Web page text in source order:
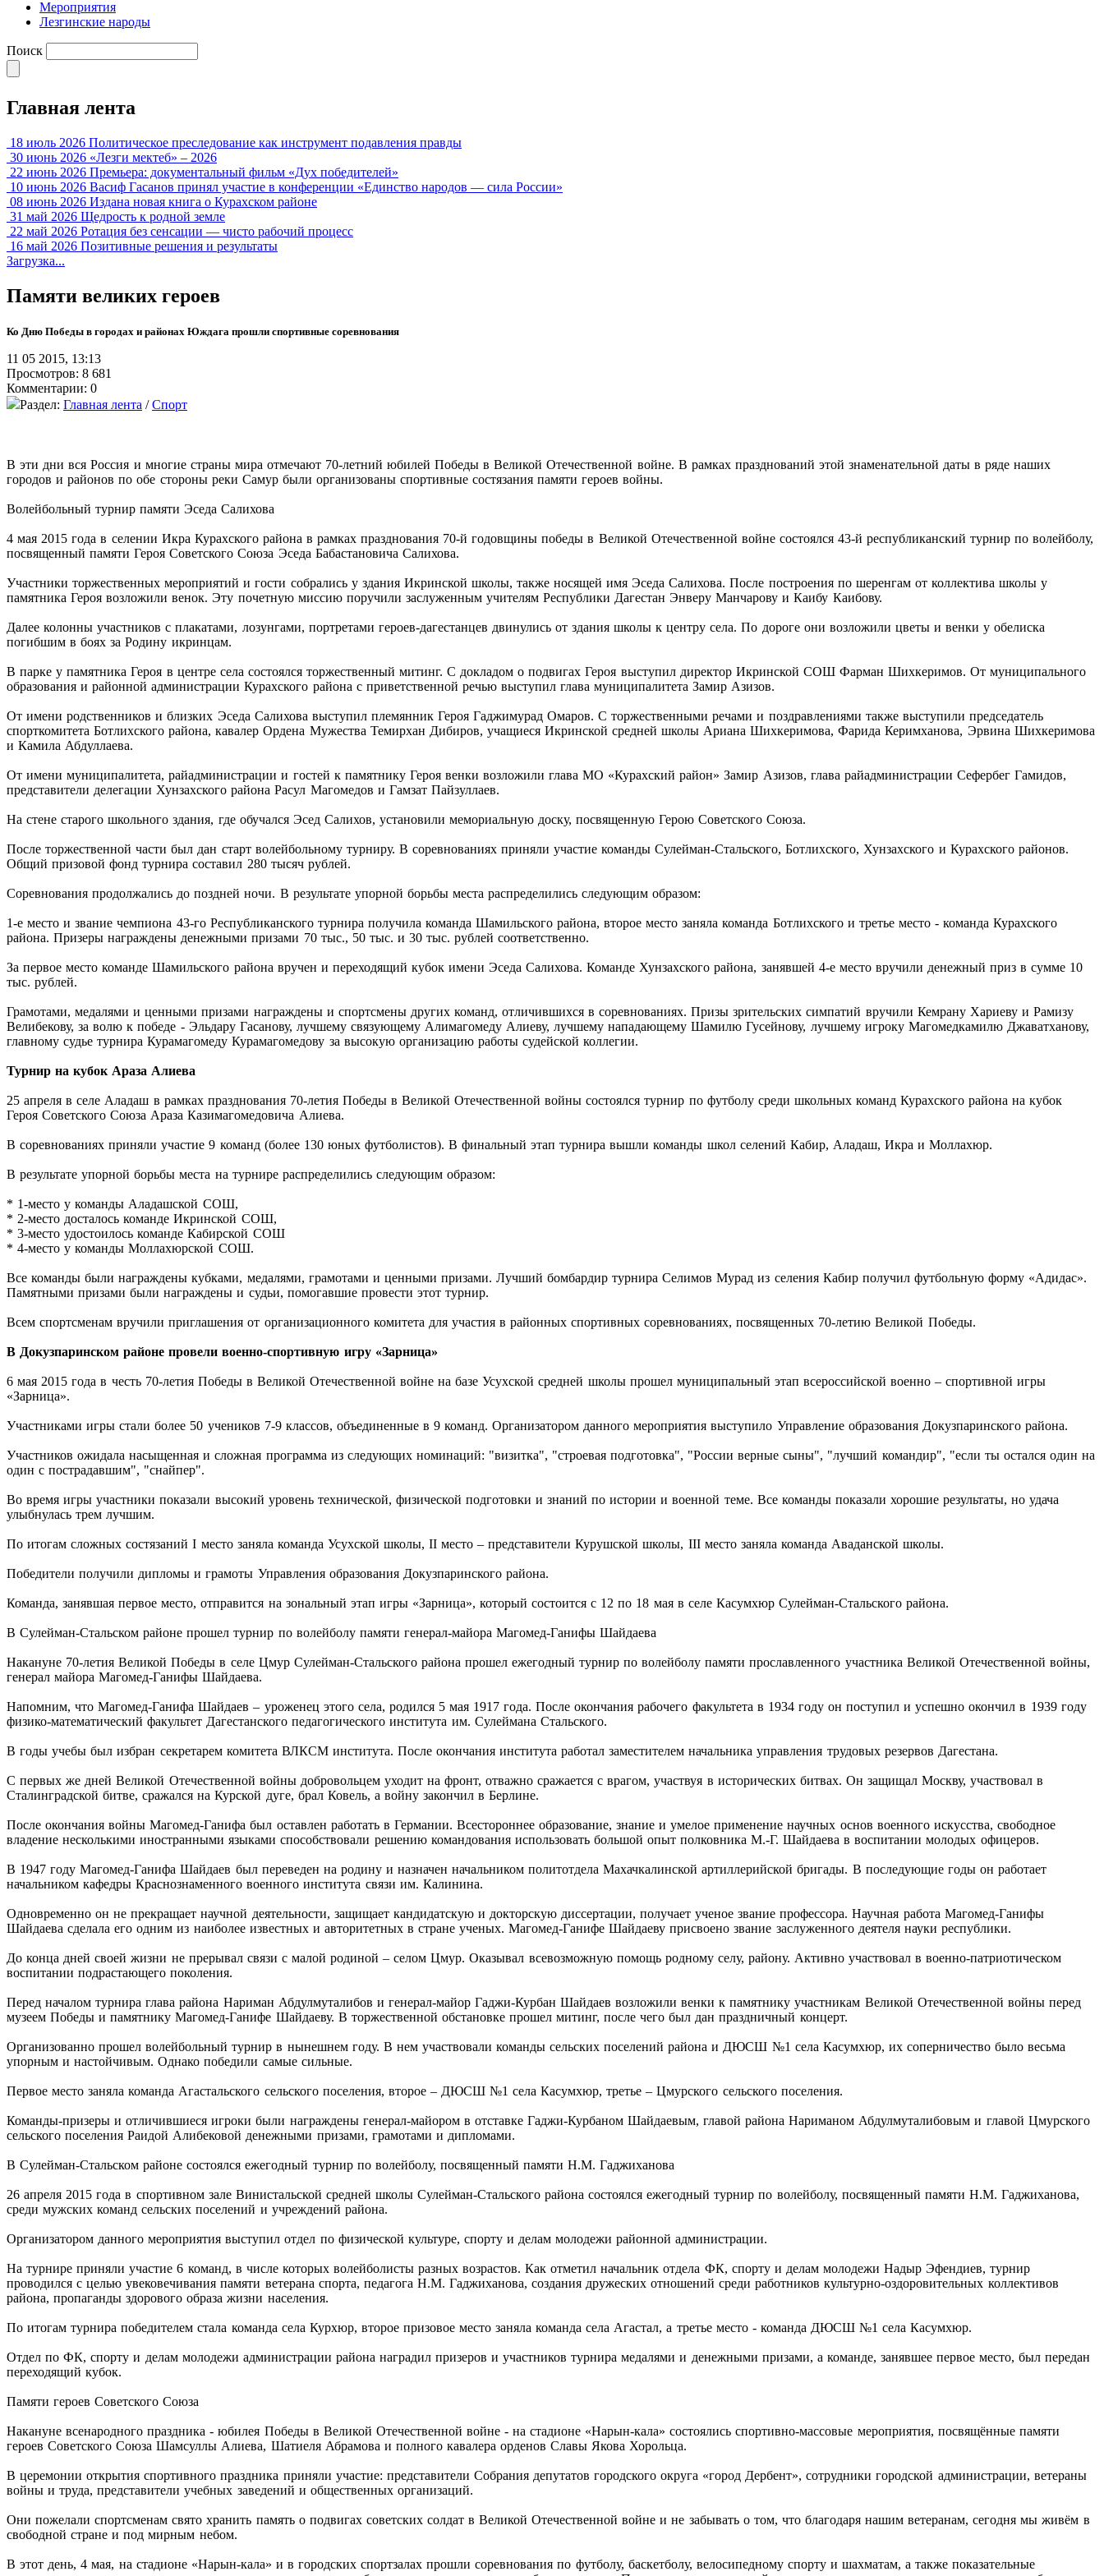
Мероприятия
Лезгинские народы
Поиск
Главная лента
18 июль 2026 Политическое преследование как инструмент подавления правды
30 июнь 2026 «Лезги мектеб» – 2026
22 июнь 2026 Премьера: документальный фильм «Дух победителей»
10 июнь 2026 Васиф Гасанов принял участие в конференции «Единство народов — сила России»
08 июнь 2026 Издана новая книга о Курахском районе
31 май 2026 Щедрость к родной земле
22 май 2026 Ротация без сенсации — чисто рабочий процесс
16 май 2026 Позитивные решения и результаты
Загрузка...
Памяти великих героев
Ко Дню Победы в городах и районах Юждага прошли спортивные соревнования
11 05 2015, 13:13
Просмотров: 8 681
Комментарии: 0
Раздел: Главная лента /Спорт
В эти дни вся Россия и многие страны мира отмечают 70-летний юбилей Победы в Великой Отечественной войне. В рамках празднований этой знаменательной даты в ряде наших
городов и районов по обе стороны реки Самур были организованы спортивные состязания памяти героев войны.
Волейбольный турнир памяти Эседа Салихова
4 мая 2015 года в селении Икра Курахского района в рамках празднования 70-й годовщины победы в Великой Отечественной войне состоялся 43-й республиканский турнир по волейболу,
посвященный памяти Героя Советского Союза Эседа Бабастановича Салихова.
Участники торжественных мероприятий и гости собрались у здания Икринской школы, также носящей имя Эседа Салихова. После построения по шеренгам от коллектива школы у
памятника Героя возложили венок. Эту почетную миссию поручили заслуженным учителям Республики Дагестан Энверу Манчарову и Каибу Каибову.
Далее колонны участников с плакатами, лозунгами, портретами героев-дагестанцев двинулись от здания школы к центру села. По дороге они возложили цветы и венки у обелиска
погибшим в боях за Родину икринцам.
В парке у памятника Героя в центре села состоялся торжественный митинг. С докладом о подвигах Героя выступил директор Икринской СОШ Фарман Шихкеримов. От муниципального
образования и районной администрации Курахского района с приветственной речью выступил глава муниципалитета Замир Азизов.
От имени родственников и близких Эседа Салихова выступил племянник Героя Гаджимурад Омаров. С торжественными речами и поздравлениями также выступили председатель
спорткомитета Ботлихского района, кавалер Ордена Мужества Темирхан Дибиров, учащиеся Икринской средней школы Ариана Шихкеримова, Фарида Керимханова, Эрвина Шихкеримова
и Камила Абдуллаева.
От имени муниципалитета, райадминистрации и гостей к памятнику Героя венки возложили глава МО «Курахский район» Замир Азизов, глава райадминистрации Сефербег Гамидов,
представители делегации Хунзахского района Расул Магомедов и Гамзат Пайзуллаев.
На стене старого школьного здания, где обучался Эсед Салихов, установили мемориальную доску, посвященную Герою Советского Союза.
После торжественной части был дан старт волейбольному турниру. В соревнованиях приняли участие команды Сулейман-Стальского, Ботлихского, Хунзахского и Курахского районов.
Общий призовой фонд турнира составил 280 тысяч рублей.
Соревнования продолжались до поздней ночи. В результате упорной борьбы места распределились следующим образом:
1-е место и звание чемпиона 43-го Республиканского турнира получила команда Шамильского района, второе место заняла команда Ботлихского и третье место - команда Курахского
района. Призеры награждены денежными призами 70 тыс., 50 тыс. и 30 тыс. рублей соответственно.
За первое место команде Шамильского района вручен и переходящий кубок имени Эседа Салихова. Команде Хунзахского района, занявшей 4-е место вручили денежный приз в сумме 10
тыс. рублей.
Грамотами, медалями и ценными призами награждены и спортсмены других команд, отличившихся в соревнованиях. Призы зрительских симпатий вручили Кемрану Хариеву и Рамизу
Велибекову, за волю к победе - Эльдару Гасанову, лучшему связующему Алимагомеду Алиеву, лучшему нападающему Шамилю Гусейнову, лучшему игроку Магомедкамилю Джаватханову,
главному судье турнира Курамагомеду Курамагомедову за высокую организацию работы судейской коллегии.
Турнир на кубок Араза Алиева
25 апреля в селе Аладаш в рамках празднования 70-летия Победы в Великой Отечественной войны состоялся турнир по футболу среди школьных команд Курахского района на кубок
Героя Советского Союза Араза Казимагомедовича Алиева.
В соревнованиях приняли участие 9 команд (более 130 юных футболистов). В финальный этап турнира вышли команды школ селений Кабир, Аладаш, Икра и Моллахюр.
В результате упорной борьбы места на турнире распределились следующим образом:
* 1-место у команды Аладашской СОШ,
* 2-место досталось команде Икринской СОШ,
* 3-место удостоилось команде Кабирской СОШ
* 4-место у команды Моллахюрской СОШ.
Все команды были награждены кубками, медалями, грамотами и ценными призами. Лучший бомбардир турнира Селимов Мурад из селения Кабир получил футбольную форму «Адидас».
Памятными призами были награждены и судьи, помогавшие провести этот турнир.
Всем спортсменам вручили приглашения от организационного комитета для участия в районных спортивных соревнованиях, посвященных 70-летию Великой Победы.
В Докузпаринском районе провели военно-спортивную игру «Зарница»
6 мая 2015 года в честь 70-летия Победы в Великой Отечественной войне на базе Усухской средней школы прошел муниципальный этап всероссийской военно – спортивной игры
«Зарница».
Участниками игры стали более 50 учеников 7-9 классов, объединенные в 9 команд. Организатором данного мероприятия выступило Управление образования Докузпаринского района.
Участников ожидала насыщенная и сложная программа из следующих номинаций: "визитка", "строевая подготовка", "России верные сыны", "лучший командир", "если ты остался один на
один с пострадавшим", "снайпер".
Во время игры участники показали высокий уровень технической, физической подготовки и знаний по истории и военной теме. Все команды показали хорошие результаты, но удача
улыбнулась трем лучшим.
По итогам сложных состязаний I место заняла команда Усухской школы, II место – представители Курушской школы, III место заняла команда Аваданской школы.
Победители получили дипломы и грамоты Управления образования Докузпаринского района.
Команда, занявшая первое место, отправится на зональный этап игры «Зарница», который состоится с 12 по 18 мая в селе Касумхюр Сулейман-Стальского района.
В Сулейман-Стальском районе прошел турнир по волейболу памяти генерал-майора Магомед-Ганифы Шайдаева
Накануне 70-летия Великой Победы в селе Цмур Сулейман-Стальского района прошел ежегодный турнир по волейболу памяти прославленного участника Великой Отечественной войны,
генерал майора Магомед-Ганифы Шайдаева.
Напомним, что Магомед-Ганифа Шайдаев – уроженец этого села, родился 5 мая 1917 года. После окончания рабочего факультета в 1934 году он поступил и успешно окончил в 1939 году
физико-математический факультет Дагестанского педагогического института им. Сулеймана Стальского.
В годы учебы был избран секретарем комитета ВЛКСМ института. После окончания института работал заместителем начальника управления трудовых резервов Дагестана.
С первых же дней Великой Отечественной войны добровольцем уходит на фронт, отважно сражается с врагом, участвуя в исторических битвах. Он защищал Москву, участвовал в
Сталинградской битве, сражался на Курской дуге, брал Ковель, а войну закончил в Берлине.
После окончания войны Магомед-Ганифа был оставлен работать в Германии. Всестороннее образование, знание и умелое применение научных основ военного искусства, свободное
владение несколькими иностранными языками способствовали решению командования использовать большой опыт полковника М.-Г. Шайдаева в воспитании молодых офицеров.
В 1947 году Магомед-Ганифа Шайдаев был переведен на родину и назначен начальником политотдела Махачкалинской артиллерийской бригады. В последующие годы он работает
начальником кафедры Краснознаменного военного института связи им. Калинина.
Одновременно он не прекращает научной деятельности, защищает кандидатскую и докторскую диссертации, получает ученое звание профессора. Научная работа Магомед-Ганифы
Шайдаева сделала его одним из наиболее известных и авторитетных в стране ученых. Магомед-Ганифе Шайдаеву присвоено звание заслуженного деятеля науки республики.
До конца дней своей жизни не прерывал связи с малой родиной – селом Цмур. Оказывал всевозможную помощь родному селу, району. Активно участвовал в военно-патриотическом
воспитании подрастающего поколения.
Перед началом турнира глава района Нариман Абдулмуталибов и генерал-майор Гаджи-Курбан Шайдаев возложили венки к памятнику участникам Великой Отечественной войны перед
музеем Победы и памятнику Магомед-Ганифе Шайдаеву. В торжественной обстановке прошел митинг, после чего был дан праздничный концерт.
Организованно прошел волейбольный турнир в нынешнем году. В нем участвовали команды сельских поселений района и ДЮСШ №1 села Касумхюр, их соперничество было весьма
упорным и настойчивым. Однако победили самые сильные.
Первое место заняла команда Агастальского сельского поселения, второе – ДЮСШ №1 села Касумхюр, третье – Цмурского сельского поселения.
Команды-призеры и отличившиеся игроки были награждены генерал-майором в отставке Гаджи-Курбаном Шайдаевым, главой района Нариманом Абдулмуталибовым и главой Цмурского
сельского поселения Раидой Алибековой денежными призами, грамотами и дипломами.
В Сулейман-Стальском районе состоялся ежегодный турнир по волейболу, посвященный памяти Н.М. Гаджиханова
26 апреля 2015 года в спортивном зале Винистальской средней школы Сулейман-Стальского района состоялся ежегодный турнир по волейболу, посвященный памяти Н.М. Гаджиханова,
среди мужских команд сельских поселений и учреждений района.
Организатором данного мероприятия выступил отдел по физической культуре, спорту и делам молодежи районной администрации.
На турнире приняли участие 6 команд, в числе которых волейболисты разных возрастов. Как отметил начальник отдела ФК, спорту и делам молодежи Надыр Эфендиев, турнир
проводился с целью увековечивания памяти ветерана спорта, педагога Н.М. Гаджиханова, создания дружеских отношений среди работников культурно-оздоровительных коллективов
района, пропаганды здорового образа жизни населения.
По итогам турнира победителем стала команда села Курхюр, второе призовое место заняла команда села Агастал, а третье место - команда ДЮСШ №1 села Касумхюр.
Отдел по ФК, спорту и делам молодежи администрации района наградил призеров и участников турнира медалями и денежными призами, а команде, занявшее первое место, был передан
переходящий кубок.
Памяти героев Советского Союза
Накануне всенародного праздника - юбилея Победы в Великой Отечественной войне - на стадионе «Нарын-кала» состоялись спортивно-массовые мероприятия, посвящённые памяти
героев Советского Союза Шамсуллы Алиева, Шатиеля Абрамова и полного кавалера орденов Славы Якова Хорольца.
В церемонии открытия спортивного праздника приняли участие: представители Собрания депутатов городского округа «город Дербент», сотрудники городской администрации, ветераны
войны и труда, представители учебных заведений и общественных организаций.
Они пожелали спортсменам свято хранить память о подвигах советских солдат в Великой Отечественной войне и не забывать о том, что благодаря нашим ветеранам, сегодня мы живём в
свободной стране и под мирным небом.
В этот день, 4 мая, на стадионе «Нарын-кала» и в городских спортзалах прошли соревнования по футболу, баскетболу, велосипедному спорту и шахматам, а также показательные